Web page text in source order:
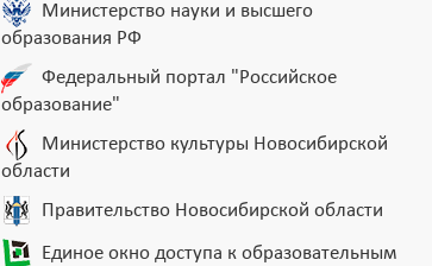
Министерство науки и высшего
образования РФ
Федеральный портал "Российское
образование"
Министерство культуры Новосибирской
области
Правительство Новосибирской области
Единое окно доступа к образовательным